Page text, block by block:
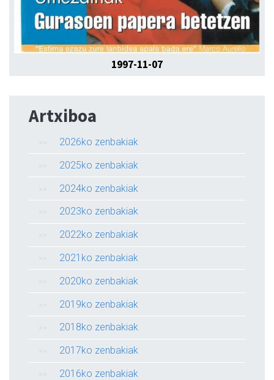
1997-11-07
Artxiboa
2026ko zenbakiak
2025ko zenbakiak
2024ko zenbakiak
2023ko zenbakiak
2022ko zenbakiak
2021ko zenbakiak
2020ko zenbakiak
2019ko zenbakiak
2018ko zenbakiak
2017ko zenbakiak
2016ko zenbakiak